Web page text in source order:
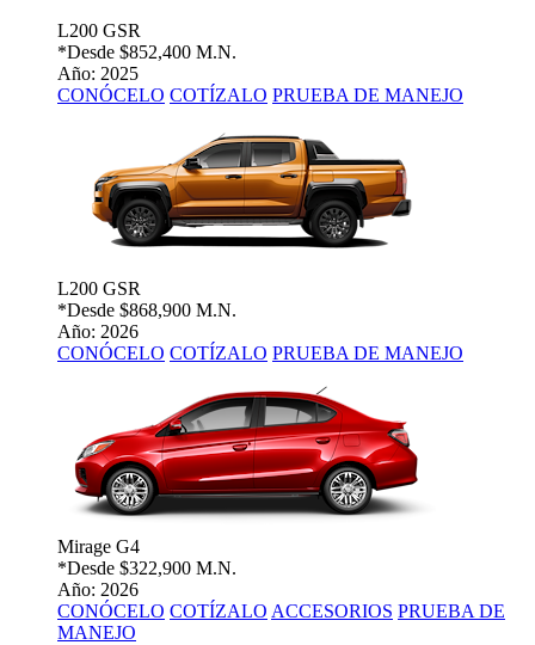
L200 GSR
*Desde $852,400 M.N.
Año: 2025
CONÓCELO COTÍZALO PRUEBA DE MANEJO
L200 GSR
*Desde $868,900 M.N.
Año: 2026
CONÓCELO COTÍZALO PRUEBA DE MANEJO
Mirage G4
*Desde $322,900 M.N.
Año: 2026
CONÓCELO COTÍZALO ACCESORIOS PRUEBA DE
MANEJO